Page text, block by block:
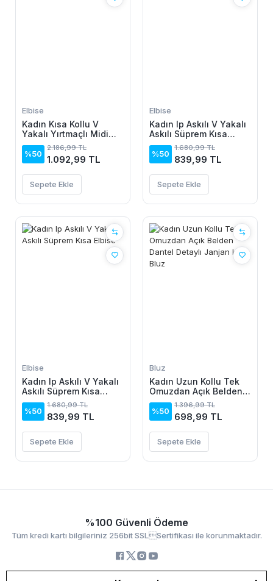
Elbise
Kadın Kısa Kollu V
Yakalı Yırtmaçlı Midi
Boy Viskon Elbise
%50
2.186,99 TL
1.092,99 TL
Sepete Ekle
Elbise
Kadın Ip Askılı V Yakalı
Askılı Süprem Kısa
Elbise
%50
1.680,99 TL
839,99 TL
Sepete Ekle
Elbise
Kadın Ip Askılı V Yakalı
Askılı Süprem Kısa
Elbise
%50
1.680,99 TL
839,99 TL
Sepete Ekle
Bluz
Kadın Uzun Kollu Tek
Omuzdan Açık Belden
Dantel Detaylı Janjan
Krep Bluz
%50
1.396,99 TL
698,99 TL
Sepete Ekle
%100 Güvenli Ödeme
Tüm kredi kartı bilgileriniz 256bit SSLSertifikası ile korunmaktadır.